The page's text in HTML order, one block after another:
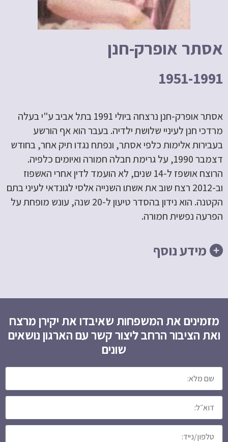
אסתר אופרק-חנן
1951-1991
אסתר אופרק-חנן נרצחה ביולי 1991 בתל אביב ע"י בעלה
מרדכי חנן לעיניי שלושת ילדיה. בעבר הוא אף הורשע
בעבירות אלימות כלפי אסתר, ונפתח נגדו תיק אחר, בחודש
דצמבר 1990, על גרימת חבלה חמורה ואיומים כלפיה.
הרוצח אושפז ל-14 שנים, לא הועמד לדין אחרי האשפוז
וב-2012 רצח שוב את אשתו השנייה אלסי לגונדאי לעיני בתם
הקטנה. הוא נידון בהסדר טיעון ל-20 שנה, עונש מופחת על
הפרעה נפשית חמורה.
מידע נוסף
מזמינים את המשפחות שאיבדו את יקירן מרצח
ואת הציבור הרחב ליצור קשר עם הארגון נושאים
שונים